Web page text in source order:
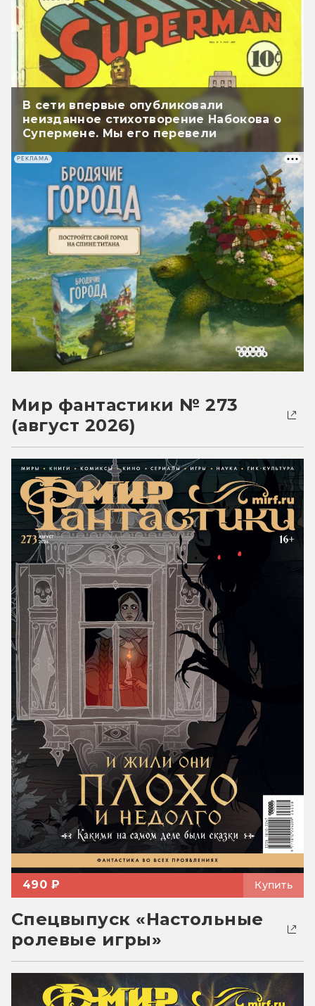
В сети впервые опубликовали
неизданное стихотворение Набокова о
Супермене. Мы его перевели
РЕКЛАМА
Мир фантастики № 273
(август 2026)
490 ₽ Купить
Спецвыпуск «Настольные
ролевые игры»